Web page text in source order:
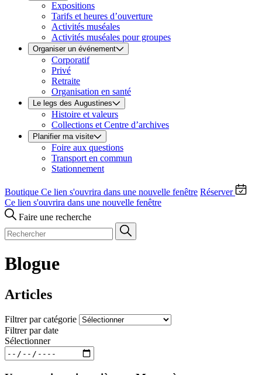
Expositions
Tarifs et heures d’ouverture
Activités muséales
Activités muséales pour groupes
Organiser un événement
Corporatif
Privé
Retraite
Organisation en santé
Le legs des Augustines
Histoire et valeurs
Collections et Centre d’archives
Planifier ma visite
Foire aux questions
Transport en commun
Stationnement
Boutique Ce lien s'ouvrira dans une nouvelle fenêtre Réserver
Ce lien s'ouvrira dans une nouvelle fenêtre
Faire une recherche
Blogue
Articles
Filtrer par catégorie
Filtrer par date
Sélectionner